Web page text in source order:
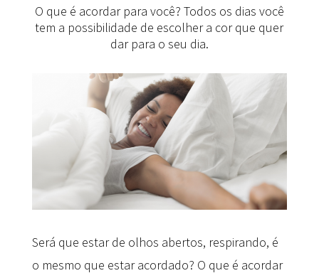
O que é acordar para você? Todos os dias você
tem a possibilidade de escolher a cor que quer
dar para o seu dia.
Será que estar de olhos abertos, respirando, é
o mesmo que estar acordado? O que é acordar